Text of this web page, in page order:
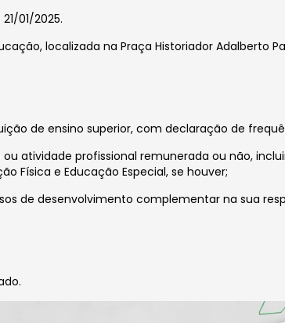
21/01/2025.
localizada na Praça Historiador Adalberto
de ensino superior, com declaração de
atividade profissional remunerada ou não,
Física e Educação Especial, se houver;
de desenvolvimento complementar na sua